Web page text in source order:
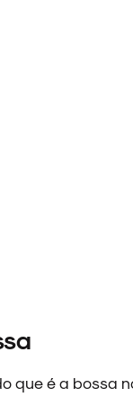
que é a bossa